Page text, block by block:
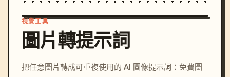
c, cyberpunk sunset, neon
視覺工具
圖片轉提示詞
把任意圖片轉成可重複使用的 AI 圖像提示詞：免費圖